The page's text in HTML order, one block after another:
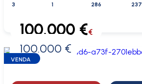
3 1 286 237
0 €
100.000 €€
100.000 €
VENDA